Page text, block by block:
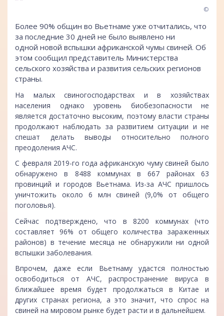
©
Более 90% общин во Вьетнаме уже отчитались, что
за последние 30 дней не было выявлено ни
одной новой вспышки африканской чумы свиней. Об
этом сообщил представитель Министерства
сельского хозяйства и развития сельских регионов
страны.
На малых свиногосподарствах и в хозяйствах
населения однако уровень биобезопасности не
является достаточно высоким, поэтому власти страны
продолжают наблюдать за развитием ситуации и не
спешат делать выводы относительно полного
преодоления АЧС.
С февраля 2019-го года африканскую чуму свиней было
обнаружено в 8488 коммунах в 667 районах 63
провинций и городов Вьетнама. Из-за АЧС пришлось
уничтожить около 6 млн свиней (9,0% от общего
поголовья).
Сейчас подтверждено, что в 8200 коммунах (что
составляет 96% от общего количества зараженных
районов) в течение месяца не обнаружили ни одной
вспышки заболевания.
Впрочем, даже если Вьетнаму удастся полностью
освободиться от АЧС, распространение вируса в
ближайшее время будет продолжаться в Китае и
других странах региона, а это значит, что спрос на
свиней на мировом рынке будет расти и в дальнейшем.